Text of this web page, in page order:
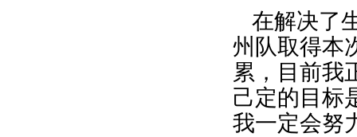
在解决了
州队取得本
累，目前我
己定的目标
我一定会努